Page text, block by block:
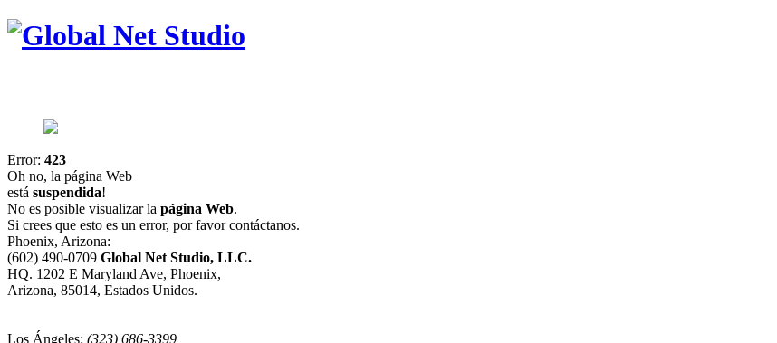
Error: 423
Oh no, la página Web
está suspendida!
No es posible visualizar la página Web.
Si crees que esto es un error, por favor contáctanos.
Phoenix, Arizona:
(602) 490-0709 Global Net Studio, LLC.
HQ. 1202 E Maryland Ave, Phoenix,
Arizona, 85014, Estados Unidos.
Los Ángeles: (323) 686-3399